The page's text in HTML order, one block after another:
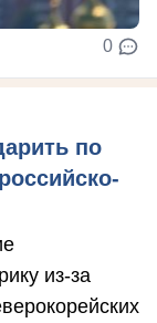
0
по
из-за